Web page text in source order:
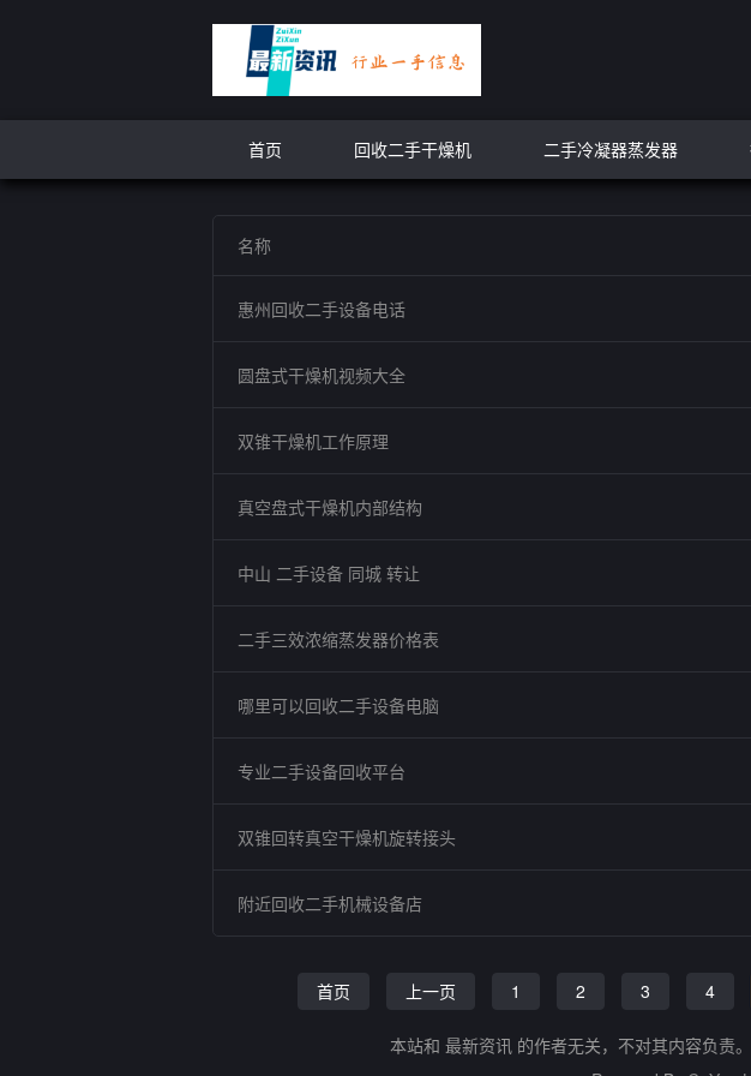
首页 回收二手干燥机 二手冷凝器蒸发器
名称
惠州回收二手设备电话
圆盘式干燥机视频大全
双锥干燥机工作原理
真空盘式干燥机内部结构
中山 二手设备 同城 转让
二手三效浓缩蒸发器价格表
哪里可以回收二手设备电脑
专业二手设备回收平台
双锥回转真空干燥机旋转接头
附近回收二手机械设备店
首页 上一页 1 2 3 4
本站和 最新资讯 的作者无关，不对其内容负责